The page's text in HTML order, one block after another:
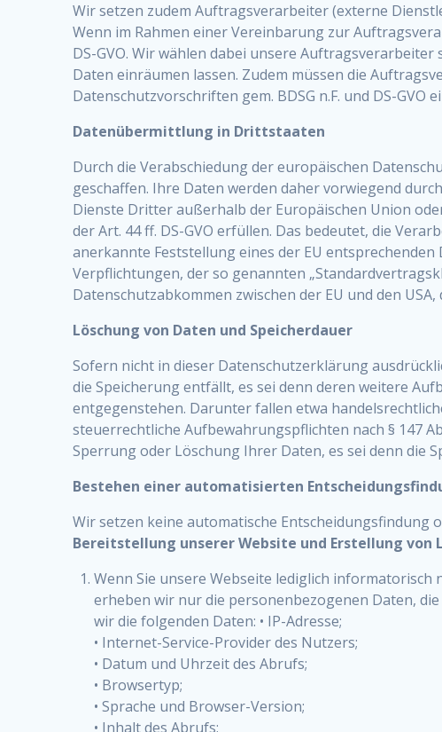
Wir setzen zudem Auftragsverarbeiter (externe
Wenn im Rahmen einer Vereinbarung zur
DS-GVO. Wir wählen dabei unsere
Daten einräumen lassen. Zudem müssen die
Datenschutzvorschriften gem. BDSG n.F. und DS-GVO
Datenübermittlung in Drittstaaten
Durch die Verabschiedung der europäischen
geschaffen. Ihre Daten werden daher vorwiegend
Dienste Dritter außerhalb der Europäischen Union
der Art. 44 ff. DS-GVO erfüllen. Das bedeutet, die
anerkannte Feststellung eines der EU
Verpflichtungen, der so genannten
Datenschutzabkommen zwischen der EU und den
Löschung von Daten und Speicherdauer
Sofern nicht in dieser Datenschutzerklärung
die Speicherung entfällt, es sei denn deren weitere
entgegenstehen. Darunter fallen etwa
steuerrechtliche Aufbewahrungspflichten nach § 147
Sperrung oder Löschung Ihrer Daten, es sei denn
Bestehen einer automatisierten
Wir setzen keine automatische Entscheidungsfindung
Bereitstellung unserer Website und Erstellung von
Wenn Sie unsere Webseite lediglich
erheben wir nur die personenbezogenen Daten,
wir die folgenden Daten: • IP-Adresse;
• Internet-Service-Provider des Nutzers;
• Datum und Uhrzeit des Abrufs;
• Browsertyp;
• Sprache und Browser-Version;
• Inhalt des Abrufs;